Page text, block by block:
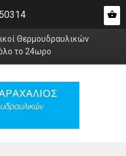
Θερμουδραυλικών
το 24ωρο